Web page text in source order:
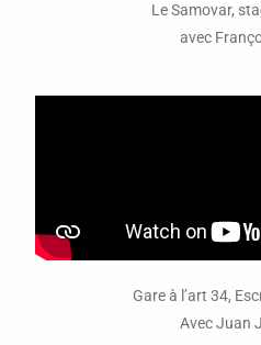
Le Samovar,
avec
Gare à l’art 34,
Avec Juan